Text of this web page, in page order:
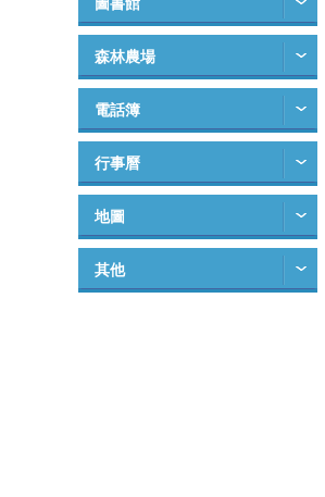
森林農場
電話簿
行事曆
地圖
其他